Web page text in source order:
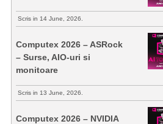
Scris in 14 June, 2026.
Computex 2026 – ASRock
– Surse, AIO-uri si
monitoare
Scris in 13 June, 2026.
Computex 2026 – NVIDIA